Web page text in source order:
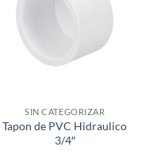
SIN CATEGORIZAR
Tapon de PVC Hidraulico
3/4″